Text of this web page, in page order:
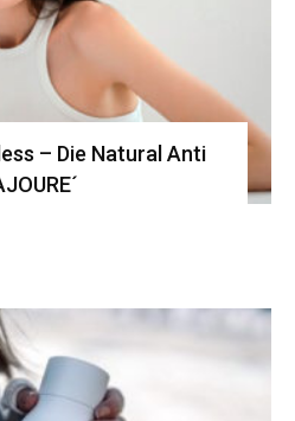
– Die Natural Anti